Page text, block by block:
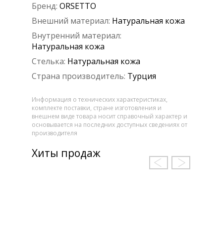
Бренд: ORSETTO
Внешний материал: Натуральная кожа
Внутренний материал:
Натуральная кожа
Стелька: Натуральная кожа
Страна производитель: Турция
Информация о технических характеристиках,
комплекте поставки, стране изготовления и
внешнем виде товара носит справочный характер и
основывается на последних доступных сведениях от
производителя
Хиты продаж